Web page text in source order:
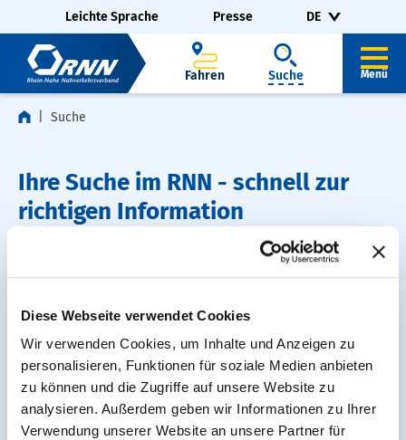
Diese Webseite verwendet Cookies
Wir verwenden Cookies, um Inhalte und Anzeigen zu
personalisieren, Funktionen für soziale Medien anbieten
zu können und die Zugriffe auf unsere Website zu
analysieren. Außerdem geben wir Informationen zu Ihrer
Verwendung unserer Website an unsere Partner für
Navigation überspringen
Zur Fußzeile springen
Leichte Sprache Presse DE
Fahren Suche Menü
Suche
Ihre Suche im RNN - schnell zur
richtigen Information
Sie suchen eine Verbindung, Fahrpläne oder
Informationen rund um den Nahverkehr im RNN?
gelangen Sie zu den passenden Ergebnissen.
Suchen